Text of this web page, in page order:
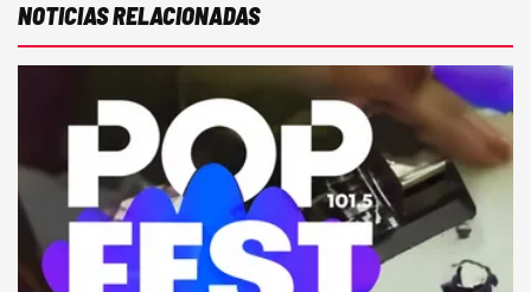
NOTICIAS RELACIONADAS